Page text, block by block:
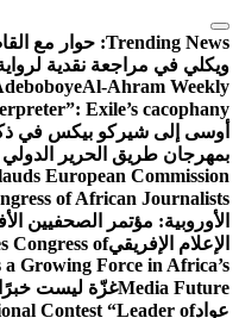
التجاوز
إلى
المحتوى
Trending News: حوار مع
ويكلي في مراجعة نقدية
Al-Ahram Weekly
Exile’s cacophany
أوسى إلى شيركو بيكس في
بمهرجان طريق الحرير
European Commission
of African Journalists
الإعلام الإفريقيCongress of
Growing Force in Africa’s
Media Futureغزّة ليست
عوادContest “Leader of